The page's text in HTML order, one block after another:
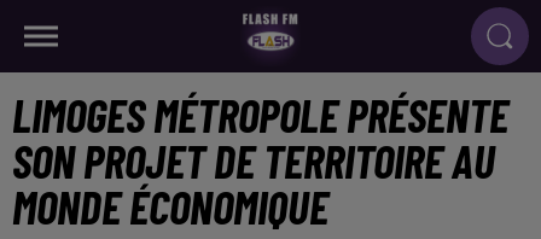
LIMOGES MÉTROPOLE PRÉSENTE
SON PROJET DE TERRITOIRE AU
MONDE ÉCONOMIQUE